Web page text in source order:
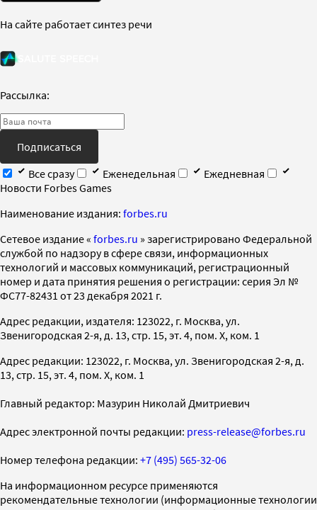
На сайте работает синтез речи
Рассылка:
Подписаться
Все сразу
Еженедельная
Ежедневная
Новости Forbes Games
Наименование издания: forbes.ru
Cетевое издание « forbes.ru » зарегистрировано Федеральной
службой по надзору в сфере связи, информационных
технологий и массовых коммуникаций, регистрационный
номер и дата принятия решения о регистрации: серия Эл №
ФС77-82431 от 23 декабря 2021 г.
Адрес редакции, издателя: 123022, г. Москва, ул.
Звенигородская 2-я, д. 13, стр. 15, эт. 4, пом. X, ком. 1
Адрес редакции: 123022, г. Москва, ул. Звенигородская 2-я, д.
13, стр. 15, эт. 4, пом. X, ком. 1
Главный редактор: Мазурин Николай Дмитриевич
Адрес электронной почты редакции: press-release@forbes.ru
Номер телефона редакции: +7 (495) 565-32-06
На информационном ресурсе применяются
рекомендательные технологии (информационные технологии